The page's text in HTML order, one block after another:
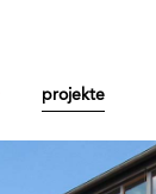
projekte